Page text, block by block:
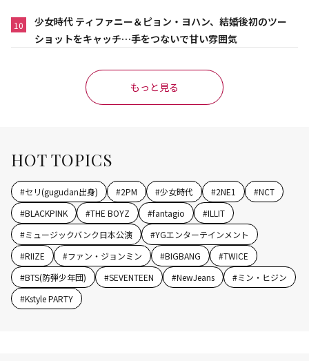
10
少女時代 ティファニー＆ピョン・ヨハン、結婚後初のツー
ショットをキャッチ…手をつないで甘い雰囲気
もっと見る
HOT TOPICS
#セリ(gugudan出身) #2PM #少女時代 #2NE1 #NCT
#BLACKPINK #THE BOYZ #fantagio #ILLIT
#ミュージックバンク日本公演 #YGエンターテインメント
#RIIZE #ファン・ジョンミン #BIGBANG #TWICE
#BTS(防弾少年団) #SEVENTEEN #NewJeans #ミン・ヒジン
#Kstyle PARTY